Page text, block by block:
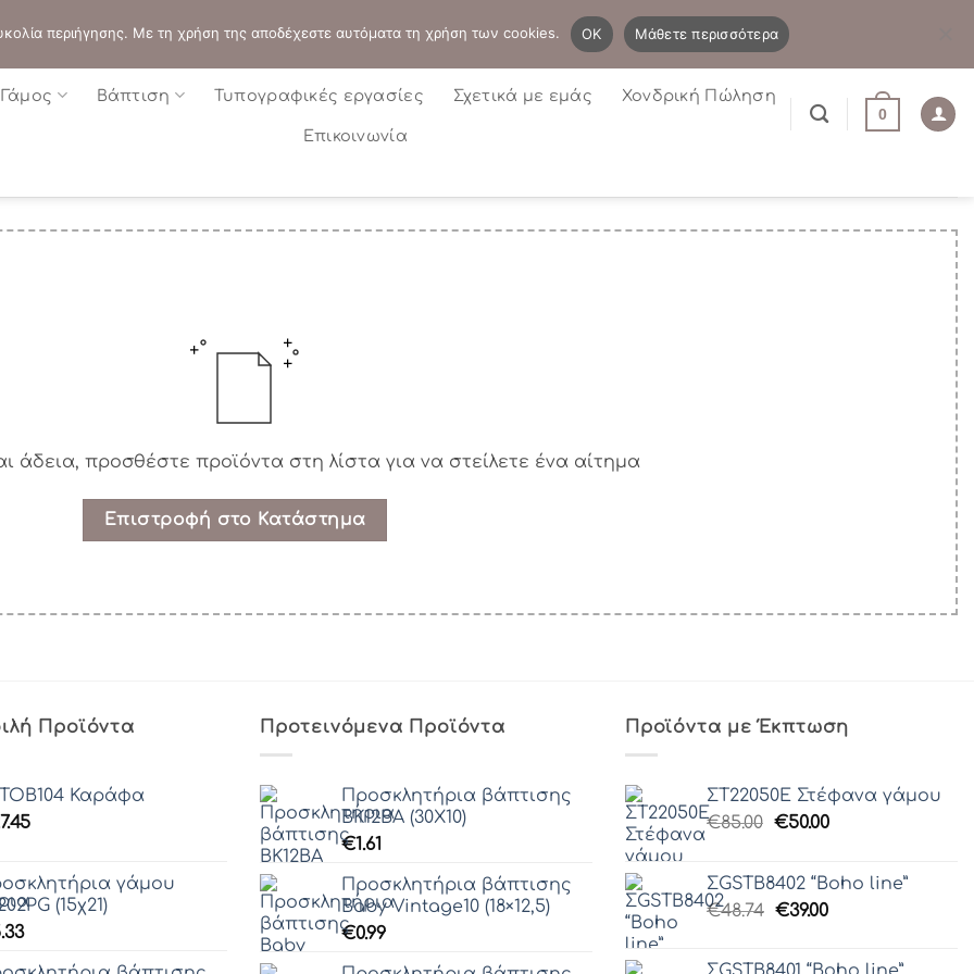
Η λίστα μου Newsletter
Γάμος Βάπτιση Τυπογραφικές εργασίες Σχετικά με εμάς Χονδρική Πώληση
Επικοινωνία
0
άδεια, προσθέστε προϊόντα στη λίστα για να στείλετε ένα αίτημα
Επιστροφή στο Κατάστημα
Προϊόντα
Καράφα
γάμου
(15χ21)
Προτεινόμενα Προϊόντα
Προσκλητήρια βάπτισης
ΒΚ12ΒΑ (30Χ10)
€1.61
Προσκλητήρια βάπτισης
Baby Vintage10 (18×12,5)
€0.99
Προϊόντα με Έκπτωση
ΣΤ22050Ε Στέφανα γάμου
€85.00 Original
€85.00.
€50.00Η
είναι:
€50.00.
ΣGSTB8402 “Boho line”
€48.74 Original
€39.00Η
περιήγησης. Με τη χρήση της αποδέχεστε αυτόματα τη χρήση των cookies. OK Μάθετε περισσότερα